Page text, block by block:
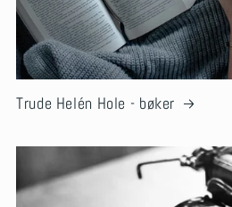
Trude Helén Hole - bøker